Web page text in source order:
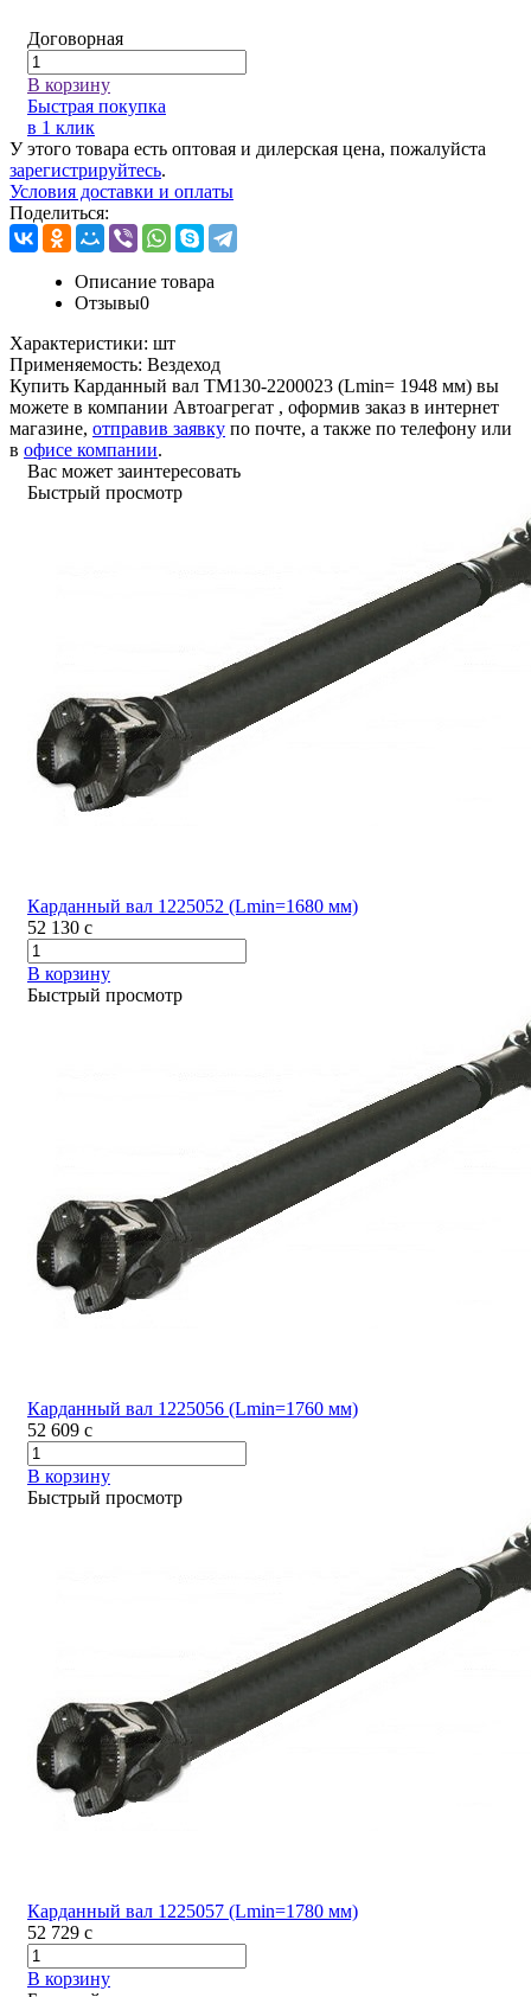
Договорная
В корзину
Быстрая покупка
в 1 клик
У этого товара есть оптовая и дилерская цена, пожалуйста
зарегистрируйтесь.
Условия доставки и оплаты
Поделиться:
Описание товара
Отзывы0
Характеристики: шт
Применяемость: Вездеход
Купить Карданный вал ТМ130-2200023 (Lmin= 1948 мм) вы
можете в компании Автоагрегат , оформив заказ в интернет
магазине, отправив заявку по почте, а также по телефону или
в офисе компании.
Вас может заинтересовать
Быстрый просмотр
Карданный вал 1225052 (Lmin=1680 мм)
52 130 c
В корзину
Быстрый просмотр
Карданный вал 1225056 (Lmin=1760 мм)
52 609 c
В корзину
Быстрый просмотр
Карданный вал 1225057 (Lmin=1780 мм)
52 729 c
В корзину